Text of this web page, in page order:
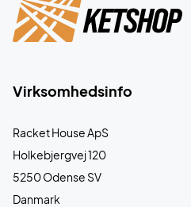
Virksomhedsinfo
Racket House ApS
Holkebjergvej 120
5250 Odense SV
Danmark